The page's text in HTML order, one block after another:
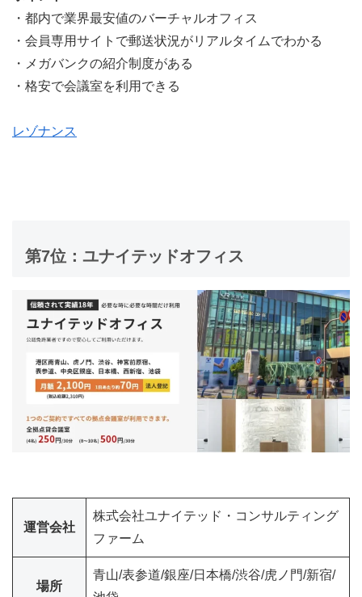
・都内で業界最安値のバーチャルオフィス
・会員専用サイトで郵送状況がリアルタイムでわかる
・メガバンクの紹介制度がある
・格安で会議室を利用できる
レゾナンス
第7位：ユナイテッドオフィス
運営会社
株式会社ユナイテッド・コンサルティング
ファーム
場所
青山/表参道/銀座/日本橋/渋谷/虎ノ門/新宿/